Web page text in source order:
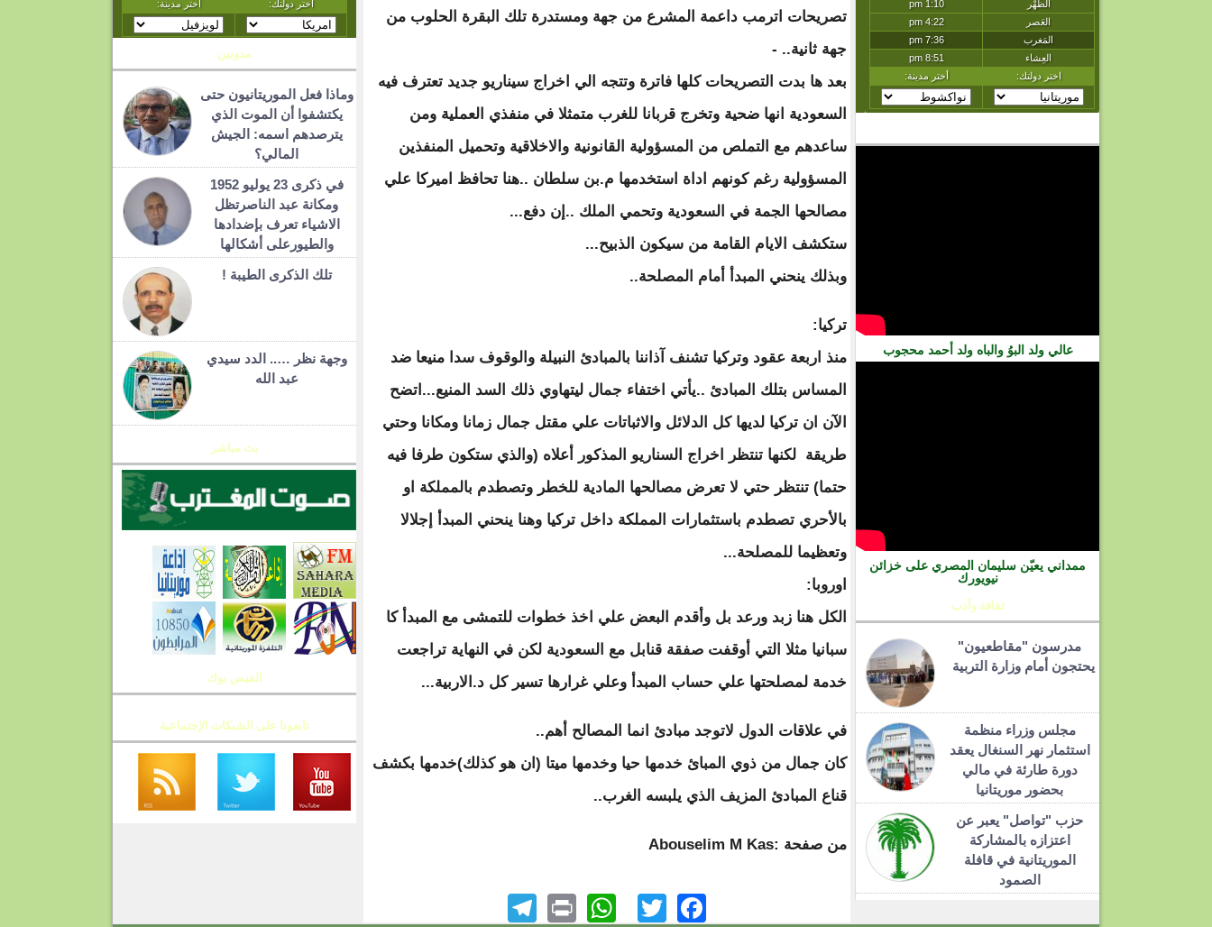
عالي ولد البوُ والباه ولد أحمد محجوب
ممداني يعيّن سليمان المصري على خزائن
نيويورك
ثقافة وأدب
مدرسون "مقاطعيون"
يحتجون أمام وزارة التربية
مجلس وزراء منظمة
استثمار نهر السنغال يعقد
دورة طارئة في مالي
بحضور موريتانيا
حزب "تواصل" يعبر عن
اعتزازه بالمشاركة
الموريتانية في قافلة
الصمود
تصريحات اترمب داعمة المشرع من جهة ومستدرة تلك البقرة الحلوب من
جهة ثانية.. -
بعد ها بدت التصريحات كلها فاترة وتتجه الي اخراج سيناريو جديد تعترف فيه
السعودية انها ضحية وتخرج قربانا للغرب متمثلا في منفذي العملية ومن
ساعدهم مع التملص من المسؤولية القانونية والاخلاقية وتحميل المنفذين
المسؤولية رغم كونهم اداة استخدمها م.بن سلطان ..هنا تحافظ اميركا علي
مصالحها الجمة في السعودية وتحمي الملك ..إن دفع...
ستكشف الايام القامة من سيكون الذبيح...
وبذلك ينحني المبدأ أمام المصلحة..
تركيا:
منذ اربعة عقود وتركيا تشنف آذاننا بالمبادئ النبيلة والوقوف سدا منيعا ضد
المساس بتلك المبادئ ..يأتي اختفاء جمال ليتهاوي ذلك السد المنيع...اتضح
الآن ان تركيا لديها كل الدلائل والاثباتات علي مقتل جمال زمانا ومكانا وحتي
طريقة لكنها تنتظر اخراج السناريو المذكور أعلاه (والذي ستكون طرفا فيه
حتما) تنتظر حتي لا تعرض مصالحها المادية للخطر وتصطدم بالمملكة او
بالأحري تصطدم باستثمارات المملكة داخل تركيا وهنا ينحني المبدأ إجلالا
وتعظيما للمصلحة...
اوروبا:
الكل هنا زبد ورعد بل وأقدم البعض علي اخذ خطوات للتمشى مع المبدأ كا
سبانيا مثلا التي أوقفت صفقة قنابل مع السعودية لكن في النهاية تراجعت
خدمة لمصلحتها علي حساب المبدأ وعلي غرارها تسير كل د.الاربية...
في علاقات الدول لاتوجد مبادئ انما المصالح أهم..
كان جمال من ذوي المبائ خدمها حيا وخدمها ميتا (ان هو كذلك)خدمها بكشف
قناع المبادئ المزيف الذي يلبسه الغرب..
من صفحة :Abouselim M Kas
Facebook
Twitter
WhatsApp
Print
مدونين
وماذا فعل الموريتانيون حتى
يكتشفوا أن الموت الذي
يترصدهم اسمه: الجيش
المالي؟
في ذكرى 23 يوليو 1952
ومكانة عبد الناصرتظل
الاشياء تعرف بإضدادها
والطيورعلى أشكالها
تلك الذكرى الطيبة !
وجهة نظر ….. الدد سيدي
عبد الله
بث مباشر
الفيس بوك
تابعونا على الشبكات الإجتماعية